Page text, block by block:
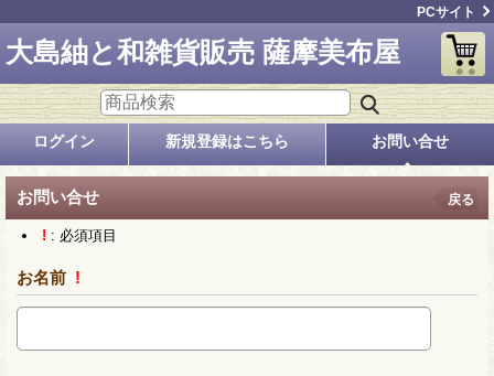
PCサイト
大島紬と和雑貨販売 薩摩美布屋
ログイン 新規登録はこちら お問い合せ
お問い合せ 戻る
! : 必須項目
お名前 !